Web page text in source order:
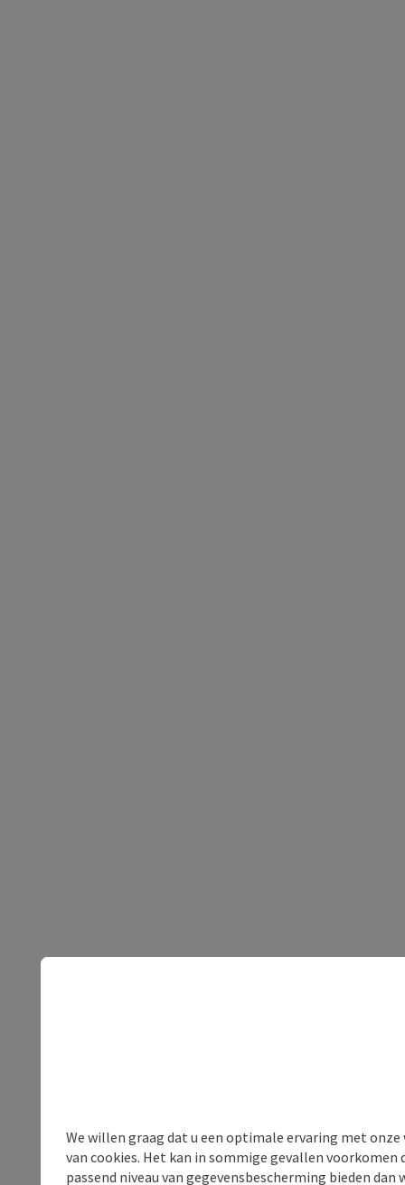
We willen graag dat u een optimale ervaring met
van cookies. Het kan in sommige gevallen voorkomen
passend niveau van gegevensbescherming bieden